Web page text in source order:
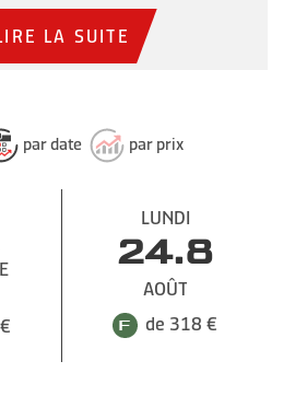
LA SUITE
par date par prix
LUNDI
24.8
AOÛT
de 318 €